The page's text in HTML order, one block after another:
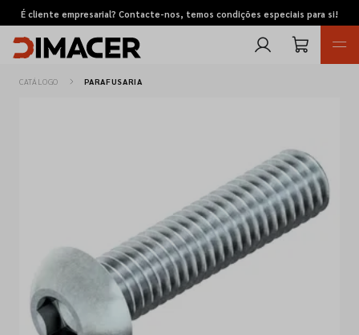
É cliente empresarial? Contacte-nos, temos condições especiais para si!
Pedidos de cotação
Marcas
CATÁLOGO PARAFUSARIA